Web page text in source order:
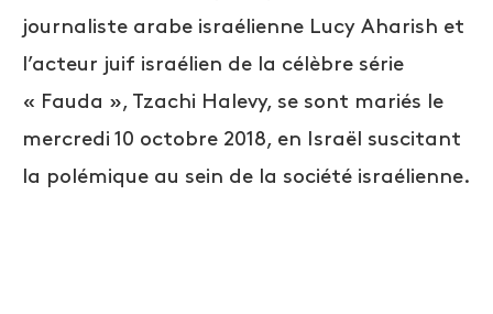
journaliste arabe israélienne Lucy Aharish et
l’acteur juif israélien de la célèbre série
« Fauda », Tzachi Halevy, se sont mariés le
mercredi 10 octobre 2018, en Israël suscitant
la polémique au sein de la société israélienne.